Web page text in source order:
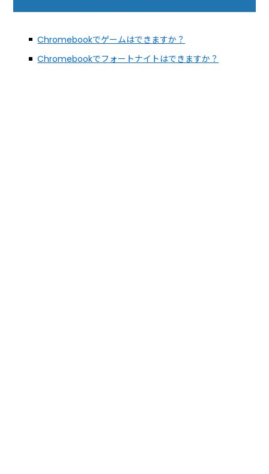
Chromebookでゲームはできますか？
Chromebookでフォートナイトはできますか？